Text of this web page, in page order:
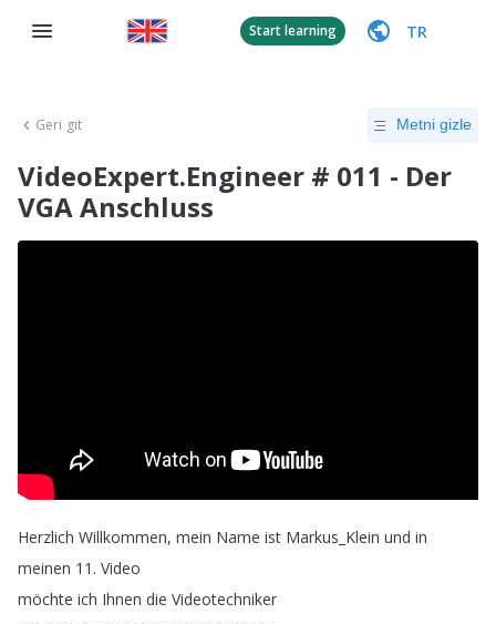
Start learning TR
Geri git Metni gizle
VideoExpert.Engineer # 011 - Der
VGA Anschluss
Herzlich Willkommen, mein Name ist Markus_Klein und in
meinen 11. Video
möchte ich Ihnen die Videotechniker